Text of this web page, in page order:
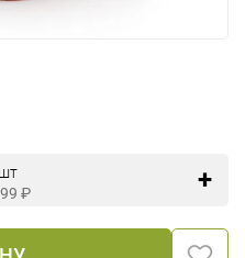
шт
₽